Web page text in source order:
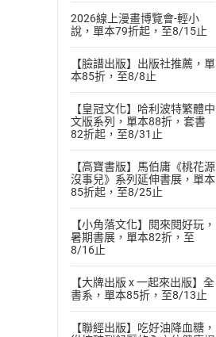
2026線上漫畫博覽會-輕小
說，單本79折起，至8/15止
【臉譜出版】出版社推薦，單
本85折，至8/8止
【皇冠文化】哈利波特繁體中
文版系列，單本88折，套書
82折起，至8/31止
【高寶書版】馬伯庸《桃花源
沒事兒》系列延伸書展，單本
85折起，至8/25止
【小角落文化】閱來閱好玩，
暑期書展，單本82折，至
8/16止
【大牌出版 x 一起來出版】全
書系，單本85折，至8/13止
【聯經出版】吃好油降血糖，